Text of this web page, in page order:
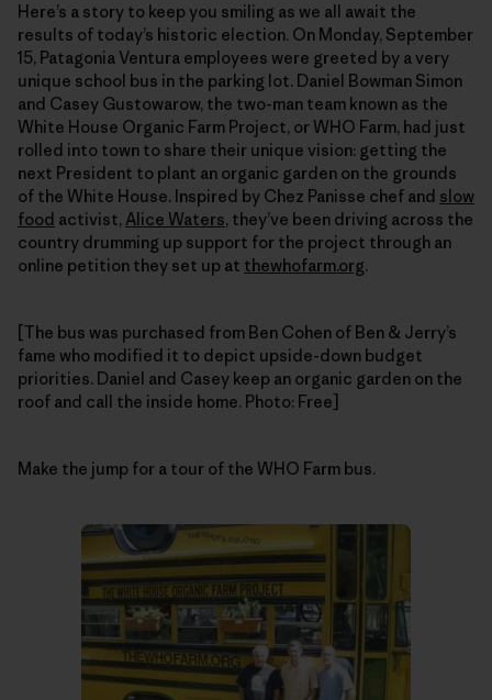
Here’s a story to keep you smiling as we all await the
results of today’s historic election. On Monday, September
15, Patagonia Ventura employees were greeted by a very
unique school bus in the parking lot. Daniel Bowman Simon
and Casey Gustowarow, the two-man team known as the
White House Organic Farm Project, or WHO Farm, had just
rolled into town to share their unique vision: getting the
next President to plant an organic garden on the grounds
of the White House. Inspired by Chez Panisse chef and slow
food activist, Alice Waters, they’ve been driving across the
country drumming up support for the project through an
online petition they set up at thewhofarm.org.
[The bus was purchased from Ben Cohen of Ben & Jerry’s
fame who modified it to depict upside-down budget
priorities. Daniel and Casey keep an organic garden on the
roof and call the inside home. Photo: Free]
Make the jump for a tour of the WHO Farm bus.